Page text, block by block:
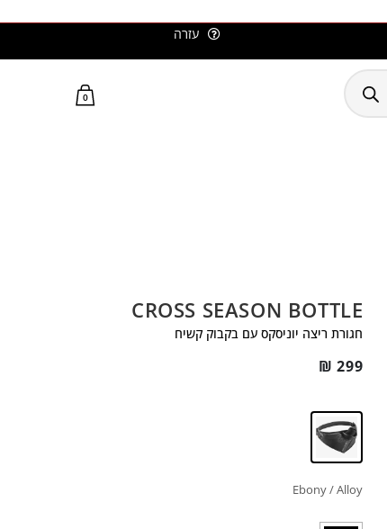
עזרה
0
CROSS SEASON BOTTLE
חגורת ריצה יוניסקס עם בקבוק קשיח
₪ 299
Ebony / Alloy